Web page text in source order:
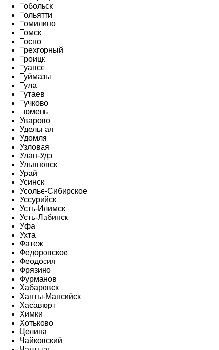
Тобольск
Тольятти
Томилино
Томск
Тосно
Трехгорный
Троицк
Туапсе
Туймазы
Тула
Тутаев
Тучково
Тюмень
Уварово
Удельная
Удомля
Узловая
Улан-Удэ
Ульяновск
Урай
Усинск
Усолье-Сибирское
Уссурийск
Усть-Илимск
Усть-Лабинск
Уфа
Ухта
Фатеж
Федоровское
Феодосия
Фрязино
Фурманов
Хабаровск
Ханты-Мансийск
Хасавюрт
Химки
Хотьково
Целина
Чайковский